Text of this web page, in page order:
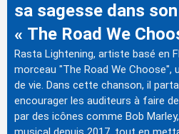
sa sagesse dans
« The Road We
Rasta Lightening, artiste basé en
morceau "The Road We Choose",
de vie. Dans cette chanson, il
encourager les auditeurs à faire
par des icônes comme Bob